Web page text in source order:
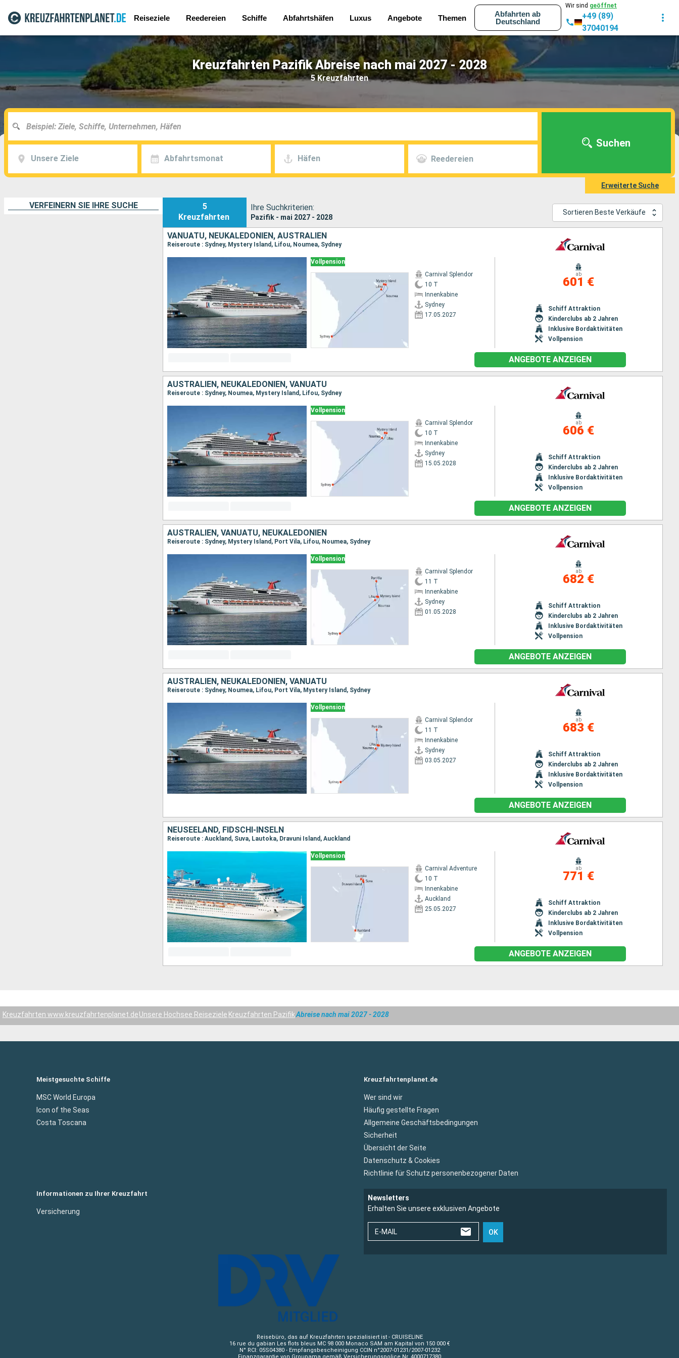
Reiseziele Reedereien Schiffe Abfahrtshäfen Luxus Angebote Themen
Abfahrten ab
Deutschland
Wir sind geöffnet
+49 (89)
37040194
Kreuzfahrten Pazifik Abreise nach mai 2027 - 2028
5 Kreuzfahrten
Unsere Ziele Abfahrtsmonat Häfen Reedereien
Suchen
Erweiterte Suche
VERFEINERN SIE IHRE SUCHE
5
Kreuzfahrten
Ihre Suchkriterien:
Pazifik - mai 2027 - 2028
Sortieren Beste Verkäufe
VANUATU, NEUKALEDONIEN, AUSTRALIEN
Reiseroute : Sydney, Mystery Island, Lifou, Noumea, Sydney
Vollpension
Carnival Splendor
10 T
Innenkabine
Sydney
17.05.2027
ab
601 €
Schiff Attraktion
Kinderclubs ab 2 Jahren
Inklusive Bordaktivitäten
Vollpension
ANGEBOTE ANZEIGEN
AUSTRALIEN, NEUKALEDONIEN, VANUATU
Reiseroute : Sydney, Noumea, Mystery Island, Lifou, Sydney
Vollpension
Carnival Splendor
10 T
Innenkabine
Sydney
15.05.2028
ab
606 €
Schiff Attraktion
Kinderclubs ab 2 Jahren
Inklusive Bordaktivitäten
Vollpension
ANGEBOTE ANZEIGEN
AUSTRALIEN, VANUATU, NEUKALEDONIEN
Reiseroute : Sydney, Mystery Island, Port Vila, Lifou, Noumea, Sydney
Vollpension
Carnival Splendor
11 T
Innenkabine
Sydney
01.05.2028
ab
682 €
Schiff Attraktion
Kinderclubs ab 2 Jahren
Inklusive Bordaktivitäten
Vollpension
ANGEBOTE ANZEIGEN
AUSTRALIEN, NEUKALEDONIEN, VANUATU
Reiseroute : Sydney, Noumea, Lifou, Port Vila, Mystery Island, Sydney
Vollpension
Carnival Splendor
11 T
Innenkabine
Sydney
03.05.2027
ab
683 €
Schiff Attraktion
Kinderclubs ab 2 Jahren
Inklusive Bordaktivitäten
Vollpension
ANGEBOTE ANZEIGEN
NEUSEELAND, FIDSCHI-INSELN
Reiseroute : Auckland, Suva, Lautoka, Dravuni Island, Auckland
Vollpension
Carnival Adventure
10 T
Innenkabine
Auckland
25.05.2027
ab
771 €
Schiff Attraktion
Kinderclubs ab 2 Jahren
Inklusive Bordaktivitäten
Vollpension
ANGEBOTE ANZEIGEN
Kreuzfahrten www.kreuzfahrtenplanet.deUnsere Hochsee Reiseziele Kreuzfahrten PazifikAbreise nach mai 2027 - 2028
Meistgesuchte Schiffe
MSC World Europa
Icon of the Seas
Costa Toscana
Kreuzfahrtenplanet.de
Wer sind wir
Häufig gestellte Fragen
Allgemeine Geschäftsbedingungen
Sicherheit
Übersicht der Seite
Datenschutz & Cookies
Richtlinie für Schutz personenbezogener Daten
Informationen zu Ihrer Kreuzfahrt
Versicherung
Newsletters
Erhalten Sie unsere exklusiven Angebote
E-MAIL OK
Reisebüro, das auf Kreuzfahrten spezialisiert ist - CRUISELINE
16 rue du gabian Les flots bleus MC 98 000 Monaco SAM am Kapital von 150 000 €
N° RCI: 05S04380 - Empfangsbescheinigung CCIN n°2007-01231/2007-01232